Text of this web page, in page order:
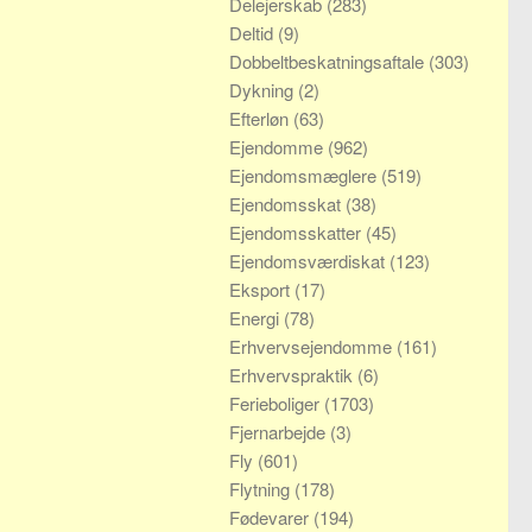
Deltid (9)
Dobbeltbeskatningsaftale (303)
Dykning (2)
Efterløn (63)
Ejendomme (962)
Ejendomsmæglere (519)
Ejendomsskat (38)
Ejendomsskatter (45)
Ejendomsværdiskat (123)
Eksport (17)
Energi (78)
Erhvervsejendomme (161)
Erhvervspraktik (6)
Ferieboliger (1703)
Fjernarbejde (3)
Fly (601)
Flytning (178)
Fødevarer (194)